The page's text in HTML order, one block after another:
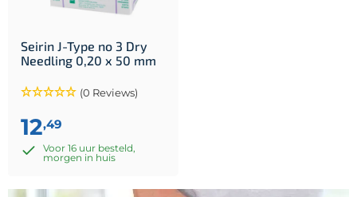
Seirin J-Type no 3 Dry
Needling 0,20 x 50 mm
(0 Reviews)
12,49
Voor 16 uur besteld,
morgen in huis